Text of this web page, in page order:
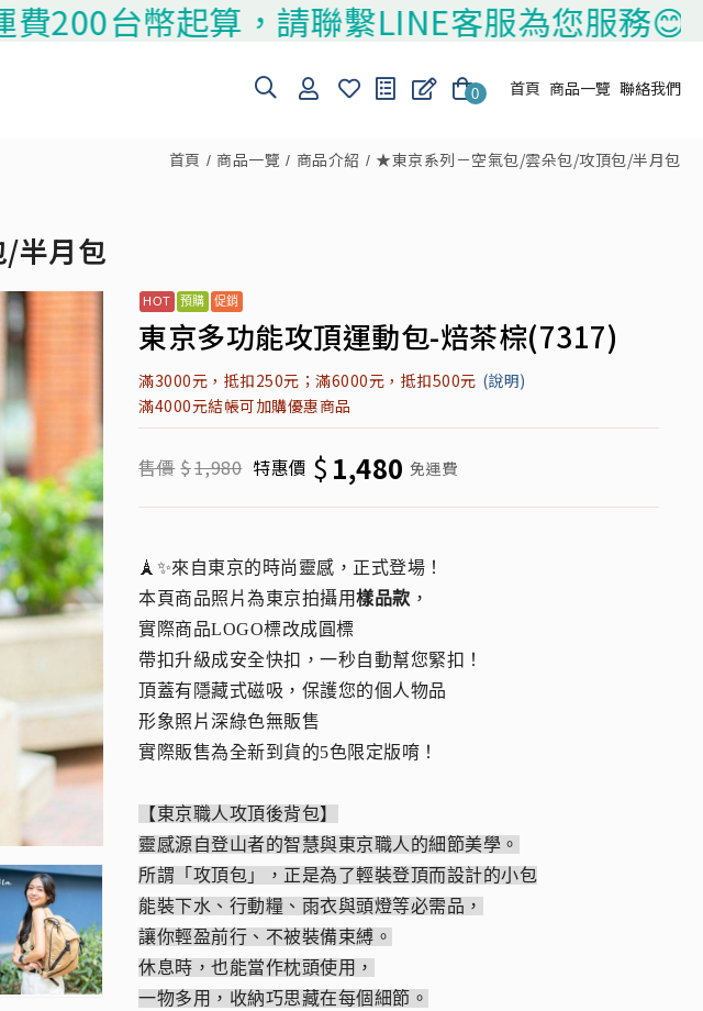
台幣起算，請聯繫LINE客服為您服務😊
0 首頁 商品一覽 聯絡我們
首頁 商品一覽 商品介紹 ★東京系列－空氣包/雲朵包/攻頂包/半月包
半月包
東京多功能攻頂運動包-焙茶棕(7317)
滿3000元，抵扣250元；滿6000元，抵扣500元 (說明)
滿4000元結帳可加購優惠商品
售價 $1,980 特惠價 $ 1,480 免運費
🗼✨來自東京的時尚靈感，正式登場！
本頁商品照片為東京拍攝用樣品款 ，
實際商品LOGO標改成圓標
帶扣升級成安全快扣，一秒自動幫您緊扣！
頂蓋有隱藏式磁吸，保護您的個人物品
形象照片深綠色無販售
實際販售為全新到貨的5色限定版唷！
【東京職人攻頂後背包】
靈感源自登山者的智慧與東京職人的細節美學。
所謂「攻頂包」，正是為了輕裝登頂而設計的小包
能裝下水、行動糧、雨衣與頭燈等必需品，
讓你輕盈前行、不被裝備束縛。
休息時，也能當作枕頭使用，
一物多用，收納巧思藏在每個細節。